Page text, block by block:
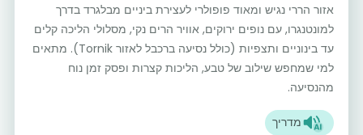
אזור הררי נגיש ומאוד פופולרי לעצירת ביניים מבלגרד בדרך
למונטנגרו, עם נופים ירוקים, אוויר הרים נקי, מסלולי הליכה קלים
עד בינוניים ותצפיות (כולל נסיעה ברכבל לאזור Tornik). מתאים
למי שמחפש שילוב של טבע, הליכות קצרות ופסק זמן נוח
מהנסיעה.
מדריך